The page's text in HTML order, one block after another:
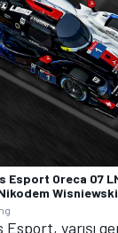
Esport Oreca 07
yarışı